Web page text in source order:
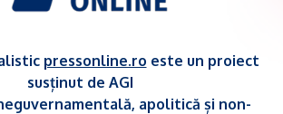
pressonline.ro este un proiect
susținut de AGI
apolitică și non-